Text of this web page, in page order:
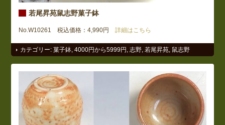
若尾昇苑鼠志野菓子鉢
No.W10261 税込価格：4,990円 詳細はこちら
カテゴリー:菓子鉢 ,4000円から5999円 ,志野 ,若尾昇苑 鼠志野